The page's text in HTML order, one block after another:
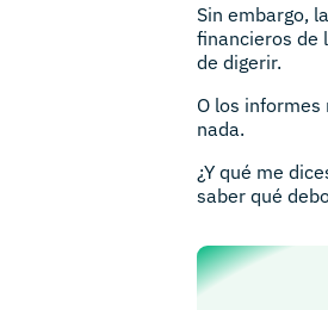
Sin embargo,
financieros de
de digerir.
O los
nada.
¿Y qué me
saber qué